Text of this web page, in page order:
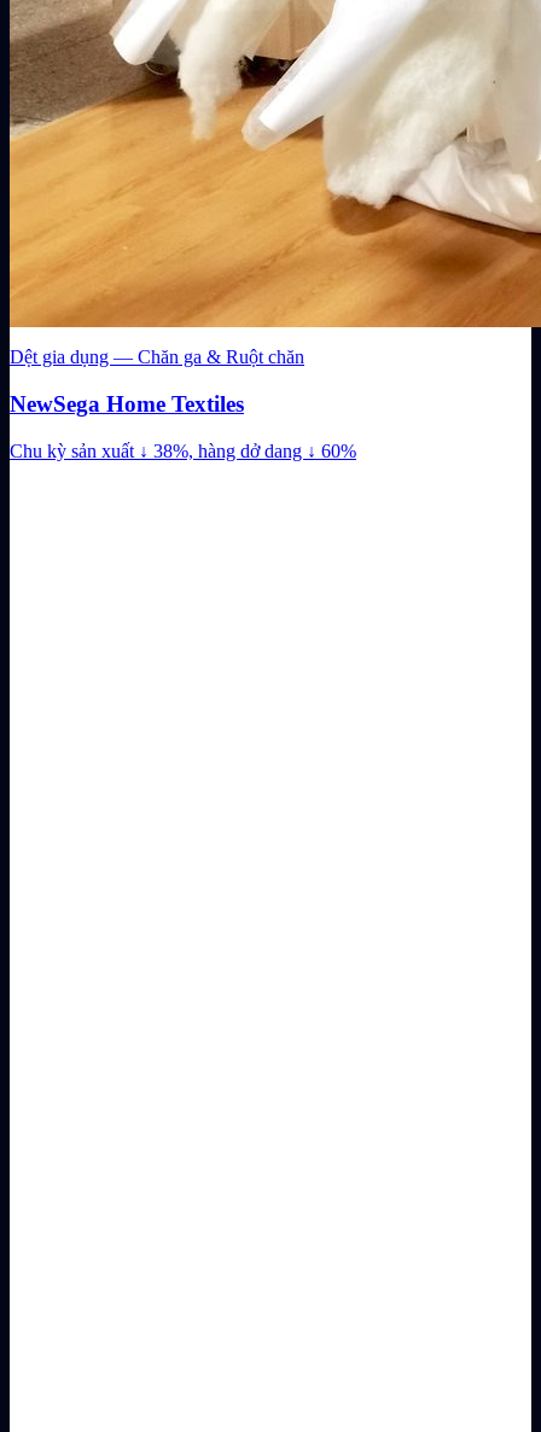
Dệt gia dụng — Chăn ga & Ruột chăn
NewSega Home Textiles
Chu kỳ sản xuất ↓ 38%, hàng dở dang ↓ 60%